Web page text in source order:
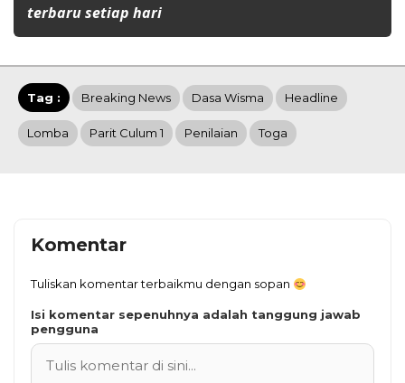
terbaru setiap hari
Tag : Breaking News Dasa Wisma Headline
Lomba Parit Culum 1 Penilaian Toga
Komentar
Tuliskan komentar terbaikmu dengan sopan
Isi komentar sepenuhnya adalah tanggung jawab
pengguna